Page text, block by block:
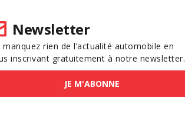
Newsletter
manquez rien de l’actualité automobile en
inscrivant gratuitement à notre newsletter.
JE M'ABONNE